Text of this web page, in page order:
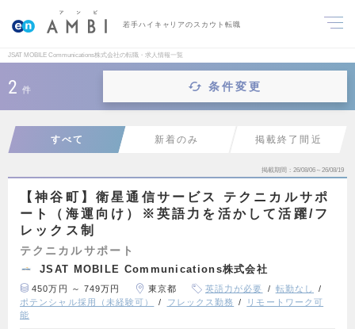
若手ハイキャリアのスカウト転職
JSAT MOBILE Communications株式会社の転職・求人情報一覧
2 件 条件変更
すべて 新着のみ 掲載終了間近
掲載期間 26/08/06～26/08/19
【神谷町】衛星通信サービス テクニカルサポ
ート（海運向け）※英語力を活かして活躍/フ
レックス制
テクニカルサポート
JSAT MOBILE Communications株式会社
450万円 ～ 749万円 東京都 英語力が必要
転勤なし
ポテンシャル採用（未経験可）
フレックス勤務
リモートワーク可
能